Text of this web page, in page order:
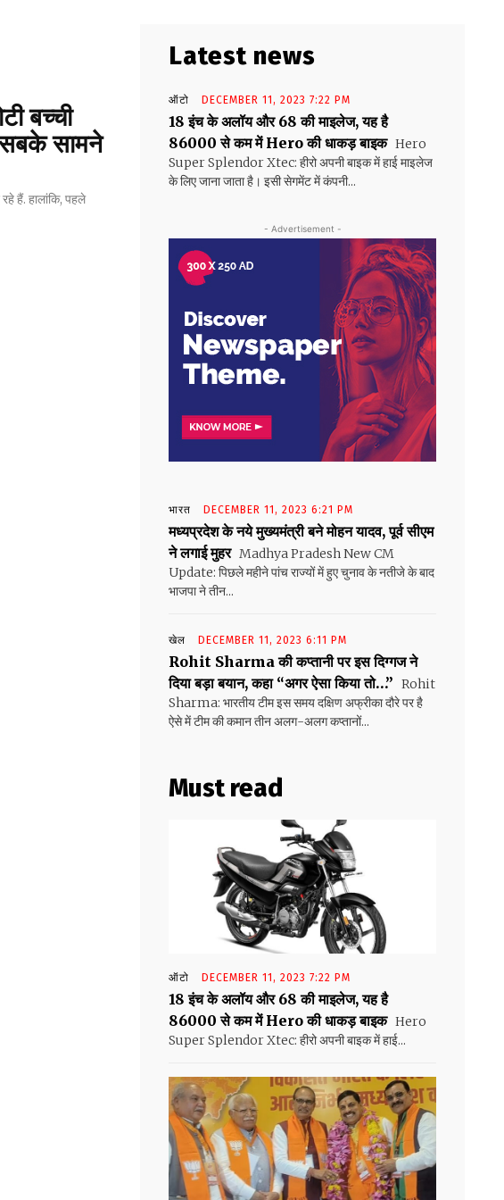
बच्ची
सबके सामने
हैं. हालांकि, पहले
Latest news
ऑटो DECEMBER 11, 2023 7:22 PM
18 इंच के अलॉय और 68 की माइलेज, यह है
86000 से कम में Hero की धाकड़ बाइक Hero
Super Splendor Xtec: हीरो अपनी बाइक में हाई माइलेज
के लिए जाना जाता है। इसी सेगमेंट में कंपनी...
- Advertisement -
भारत DECEMBER 11, 2023 6:21 PM
मध्यप्रदेश के नये मुख्यमंत्री बने मोहन यादव, पूर्व सीएम
ने लगाई मुहर Madhya Pradesh New CM
Update: पिछले महीने पांच राज्यों में हुए चुनाव के नतीजे के बाद
भाजपा ने तीन...
खेल DECEMBER 11, 2023 6:11 PM
Rohit Sharma की कप्तानी पर इस दिग्गज ने
दिया बड़ा बयान, कहा “अगर ऐसा किया तो…” Rohit
Sharma: भारतीय टीम इस समय दक्षिण अफ्रीका दौरे पर है
ऐसे में टीम की कमान तीन अलग-अलग कप्तानों...
Must read
ऑटो DECEMBER 11, 2023 7:22 PM
18 इंच के अलॉय और 68 की माइलेज, यह है
86000 से कम में Hero की धाकड़ बाइक Hero
Super Splendor Xtec: हीरो अपनी बाइक में हाई...